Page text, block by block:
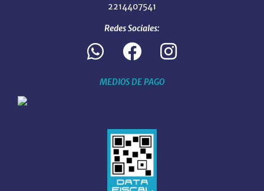
2214407541
Redes Sociales:
MEDIOS DE PAGO